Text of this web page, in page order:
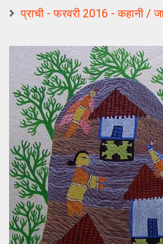
प्राची - फरवरी 2016 - कहानी /